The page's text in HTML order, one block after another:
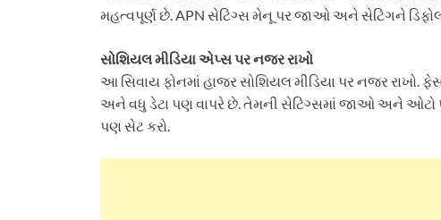
મહત્વપૂર્ણ છે. APN સેટિંગ્સ મેનૂ પર જાઓ અને સેટિંગને
સોશિયલ મીડિયા એપ્સ પર નજર રાખો
આ સિવાય ફોનમાં હાજર સોશિયલ મીડિયા પર નજર
અને વધુ ડેટા પણ વાપરે છે. તેમની સેટિંગ્સમાં જાઓ અને ઓટો
પણ સેટ કરો.